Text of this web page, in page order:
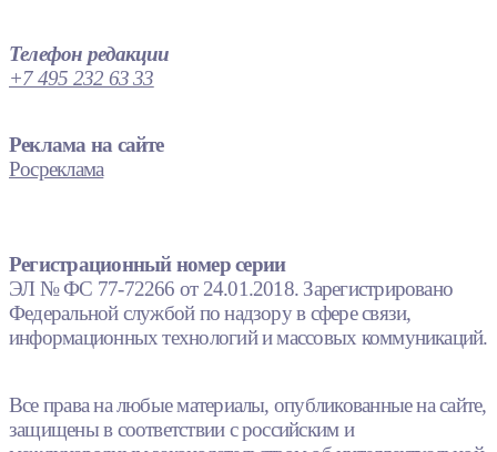
Телефон редакции
+7 495 232 63 33
Реклама на сайте
Росреклама
Регистрационный номер серии
ЭЛ № ФС 77-72266 от 24.01.2018. Зарегистрировано
Федеральной службой по надзору в сфере связи,
информационных технологий и массовых коммуникаций.
Все права на любые материалы, опубликованные на сайте,
защищены в соответствии с российским и